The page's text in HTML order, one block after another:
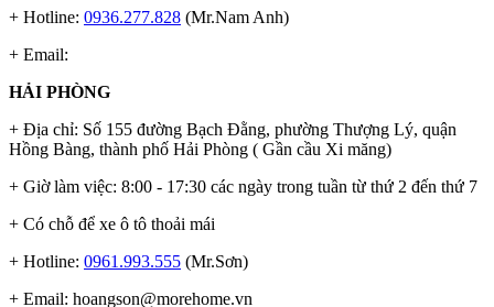
+ Hotline: 0936.277.828 (Mr.Nam Anh)
+ Email:
HẢI PHÒNG
+ Địa chỉ: Số 155 đường Bạch Đằng, phường Thượng Lý, quận
Hồng Bàng, thành phố Hải Phòng ( Gần cầu Xi măng)
+ Giờ làm việc: 8:00 - 17:30 các ngày trong tuần từ thứ 2 đến thứ 7
+ Có chỗ để xe ô tô thoải mái
+ Hotline: 0961.993.555 (Mr.Sơn)
+ Email: hoangson@morehome.vn